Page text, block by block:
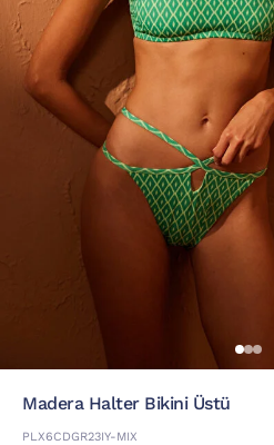
Madera Halter Bikini Üstü
PLX6CDGR23IY-MIX